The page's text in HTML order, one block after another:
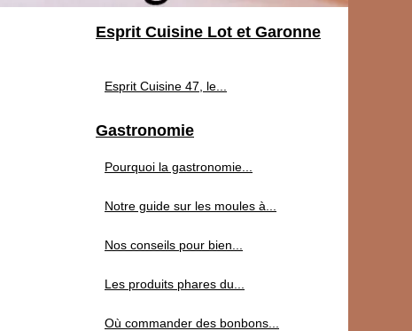
Esprit Cuisine Lot et Garonne
Esprit Cuisine 47, le...
Gastronomie
Pourquoi la gastronomie...
Notre guide sur les moules à...
Nos conseils pour bien...
Les produits phares du...
Où commander des bonbons...